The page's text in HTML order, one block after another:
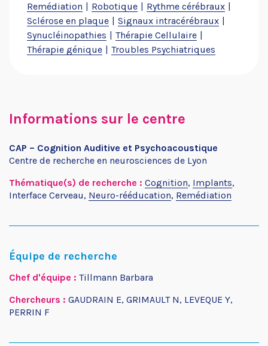
Informations sur le centre
CAP – Cognition Auditive et Psychoacoustique
Centre de recherche en neurosciences de Lyon
Thématique(s) de recherche : Cognition, Implants,
Interface Cerveau, Neuro-rééducation, Remédiation
Équipe de recherche
Chef d'équipe : Tillmann Barbara
Chercheurs : GAUDRAIN E, GRIMAULT N, LEVEQUE Y,
PERRIN F
Remédiation
Robotique
Rythme cérébraux
Sclérose en plaque
Signaux intracérébraux
Synucléinopathies
Thérapie Cellulaire
Thérapie génique
Troubles Psychiatriques